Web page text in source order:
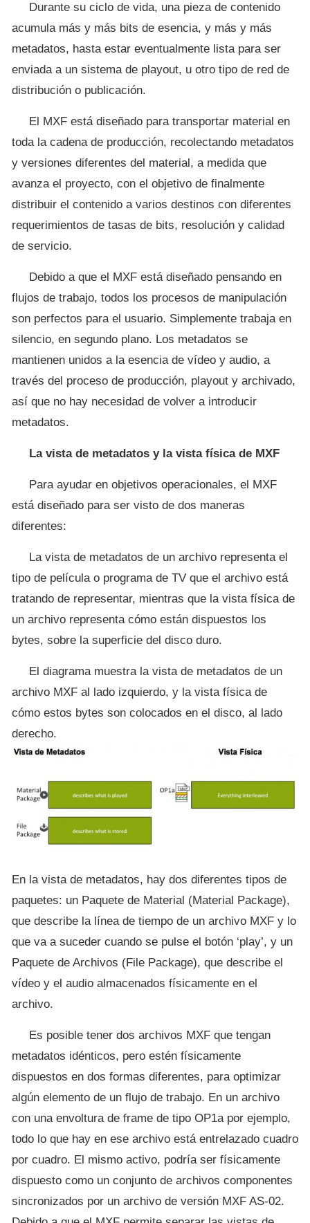
Durante su ciclo de vida, una pieza de contenido
acumula más y más bits de esencia, y más y más
metadatos, hasta estar eventualmente lista para ser
enviada a un sistema de playout, u otro tipo de red de
distribución o publicación.
El MXF está diseñado para transportar material en
toda la cadena de producción, recolectando metadatos
y versiones diferentes del material, a medida que
avanza el proyecto, con el objetivo de finalmente
distribuir el contenido a varios destinos con diferentes
requerimientos de tasas de bits, resolución y calidad
de servicio.
Debido a que el MXF está diseñado pensando en
flujos de trabajo, todos los procesos de manipulación
son perfectos para el usuario. Simplemente trabaja en
silencio, en segundo plano. Los metadatos se
mantienen unidos a la esencia de vídeo y audio, a
través del proceso de producción, playout y archivado,
así que no hay necesidad de volver a introducir
metadatos.
La vista de metadatos y la vista física de MXF
Para ayudar en objetivos operacionales, el MXF
está diseñado para ser visto de dos maneras
diferentes:
La vista de metadatos de un archivo representa el
tipo de película o programa de TV que el archivo está
tratando de representar, mientras que la vista física de
un archivo representa cómo están dispuestos los
bytes, sobre la superficie del disco duro.
El diagrama muestra la vista de metadatos de un
archivo MXF al lado izquierdo, y la vista física de
cómo estos bytes son colocados en el disco, al lado
derecho.
En la vista de metadatos, hay dos diferentes tipos de
paquetes: un Paquete de Material (Material Package),
que describe la línea de tiempo de un archivo MXF y lo
que va a suceder cuando se pulse el botón ‘play’, y un
Paquete de Archivos (File Package), que describe el
vídeo y el audio almacenados físicamente en el
archivo.
Es posible tener dos archivos MXF que tengan
metadatos idénticos, pero estén físicamente
dispuestos en dos formas diferentes, para optimizar
algún elemento de un flujo de trabajo. En un archivo
con una envoltura de frame de tipo OP1a por ejemplo,
todo lo que hay en ese archivo está entrelazado cuadro
por cuadro. El mismo activo, podría ser físicamente
dispuesto como un conjunto de archivos componentes
sincronizados por un archivo de versión MXF AS-02.